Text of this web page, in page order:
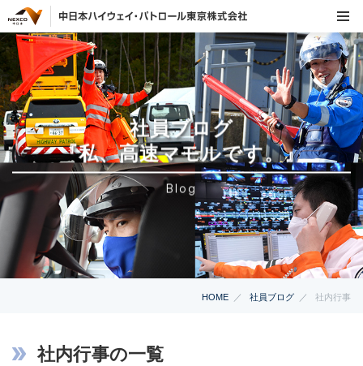
社員ブログ
『私、高速マモルです。』
Blog
HOME 社員ブログ 社内行事
社内行事の一覧